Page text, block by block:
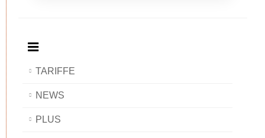
TARIFFE
NEWS
PLUS